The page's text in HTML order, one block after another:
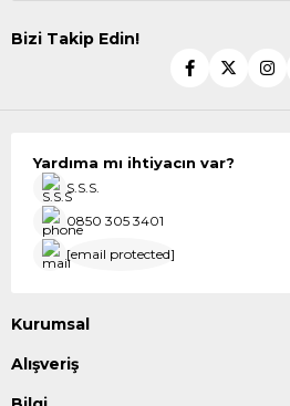
Bizi Takip Edin!
Yardıma mı ihtiyacın var?
S.S.S.
0850 305 3401
[email protected]
Kurumsal
Alışveriş